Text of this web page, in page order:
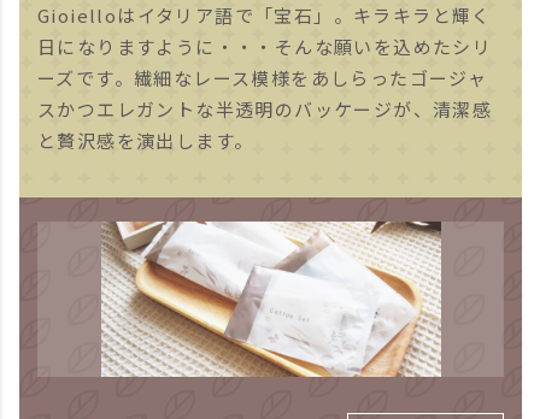
Gioielloはイタリア語で「宝石」。キラキラと輝く
日になりますように・・・そんな願いを込めたシリ
ーズです。繊細なレース模様をあしらったゴージャ
スかつエレガントな半透明のバッケージが、清潔感
と贅沢感を演出します。